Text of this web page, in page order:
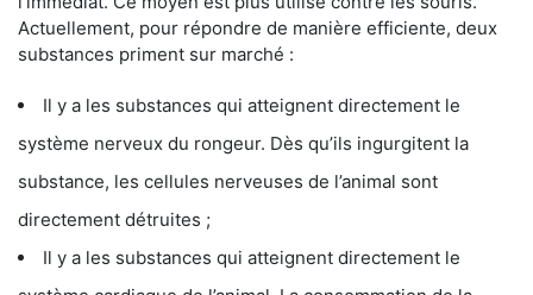
Actuellement, pour répondre de manière efficiente, deux
substances priment sur marché :
Il y a les substances qui atteignent directement le
système nerveux du rongeur. Dès qu’ils ingurgitent la
substance, les cellules nerveuses de l’animal sont
directement détruites ;
Il y a les substances qui atteignent directement le